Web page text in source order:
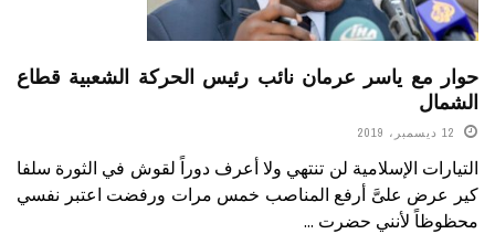
حوار مع ياسر عرمان نائب رئيس الحركة الشعبية قطاع
الشمال
12 ديسمبر، 2019
التيارات الإسلامية لن تنتهي ولا أعرف دوراً لقوش في الثورة سلفا
كير عرض علىَّ أرفع المناصب خمس مرات ورفضت اعتبر نفسي
محظوظاً لأنني حضرت ...